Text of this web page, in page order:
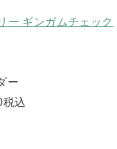
ー ギンガムチェック
ー
込